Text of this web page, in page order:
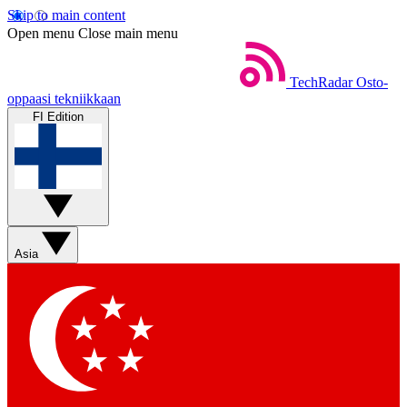
Skip to main content
Open menu Close main menu
TechRadar Osto-
oppaasi tekniikkaan
FI Edition
Asia